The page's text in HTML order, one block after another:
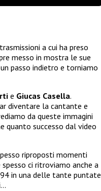
a cui ha preso
messo in mostra le sue
passo indietro e torniamo
e Giucas Casella.
diventare la cantante e
da queste immagini
quanto successo dal video
riproposti momenti
ci ritroviamo anche a
in una delle tante puntate
…